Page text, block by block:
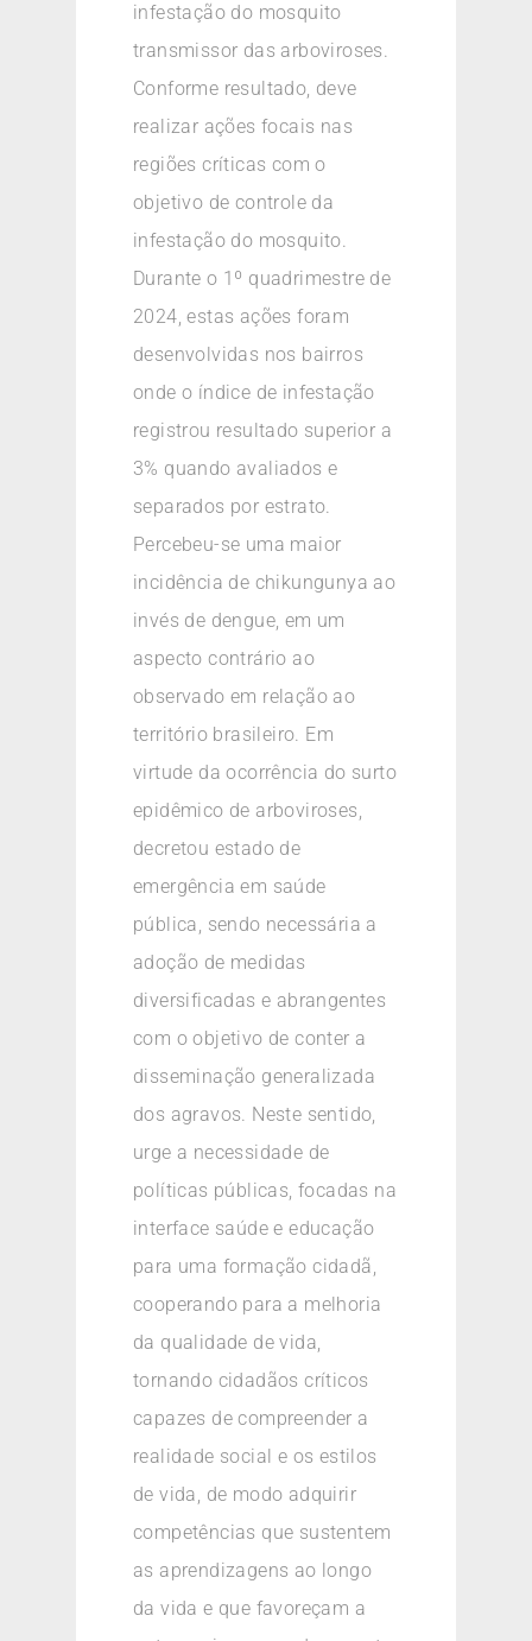
infestação do mosquito
transmissor das arboviroses.
Conforme resultado, deve
realizar ações focais nas
regiões críticas com o
objetivo de controle da
infestação do mosquito.
Durante o 1º quadrimestre de
2024, estas ações foram
desenvolvidas nos bairros
onde o índice de infestação
registrou resultado superior a
3% quando avaliados e
separados por estrato.
Percebeu-se uma maior
incidência de chikungunya ao
invés de dengue, em um
aspecto contrário ao
observado em relação ao
território brasileiro. Em
virtude da ocorrência do surto
epidêmico de arboviroses,
decretou estado de
emergência em saúde
pública, sendo necessária a
adoção de medidas
diversificadas e abrangentes
com o objetivo de conter a
disseminação generalizada
dos agravos. Neste sentido,
urge a necessidade de
políticas públicas, focadas na
interface saúde e educação
para uma formação cidadã,
cooperando para a melhoria
da qualidade de vida,
tornando cidadãos críticos
capazes de compreender a
realidade social e os estilos
de vida, de modo adquirir
competências que sustentem
as aprendizagens ao longo
da vida e que favoreçam a